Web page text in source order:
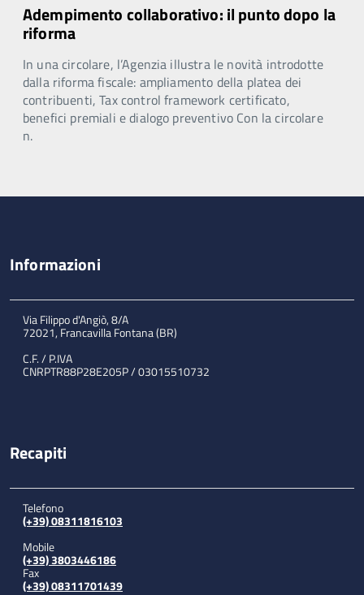
Adempimento collaborativo: il punto dopo la
riforma
In una circolare, l’Agenzia illustra le novità introdotte
dalla riforma fiscale: ampliamento della platea dei
contribuenti, Tax control framework certificato,
benefici premiali e dialogo preventivo Con la circolare
n.
Informazioni
Via Filippo d'Angiò, 8/A
72021, Francavilla Fontana (BR)
C.F. / P.IVA
CNRPTR88P28E205P / 03015510732
Recapiti
Telefono
(+39) 08311816103
Mobile
(+39) 3803446186
Fax
(+39) 08311701439